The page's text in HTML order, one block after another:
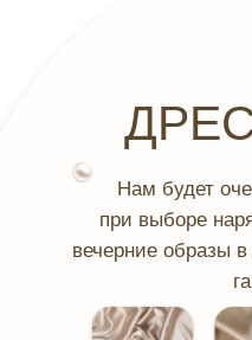
Нам будет
при выборе
вечерние образы